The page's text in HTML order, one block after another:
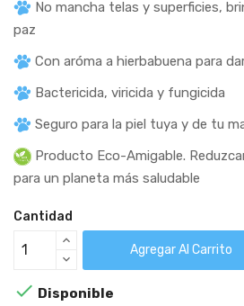
No mancha telas y superficies,
paz
Con aróma a hierbabuena para
Bactericida, viricida y fungicida
Seguro para la piel tuya y de tu
Producto Eco-Amigable.
para un planeta más saludable
Cantidad
Agregar Al Carrito
 Disponible